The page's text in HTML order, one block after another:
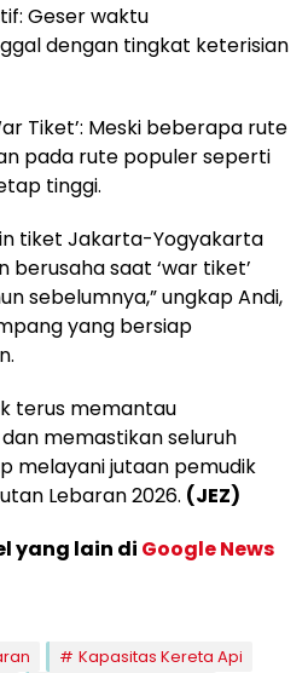
Geser waktu
dengan tingkat keterisian
Tiket’: Meski beberapa rute
pada rute populer seperti
tinggi.
tiket Jakarta-Yogyakarta
berusaha saat ‘war tiket’
sebelumnya,” ungkap Andi,
yang bersiap
terus memantau
memastikan seluruh
melayani jutaan pemudik
Lebaran 2026. (JEZ)
yang lain di Google News
Kapasitas Kereta Api